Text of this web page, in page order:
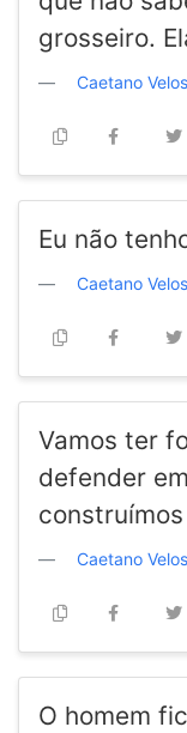
grosseiro.
Caetano
Eu não
Caetano
Vamos ter
defender
Caetano
O homem